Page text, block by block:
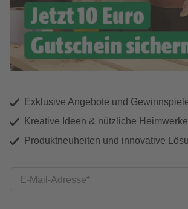
Exklusive Angebote und
Kreative Ideen & nützliche
Produktneuheiten und innovative
E-Mail-Adresse